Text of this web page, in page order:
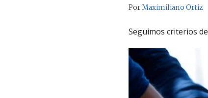
PorMaximiliano Ortiz
Seguimos criterios de